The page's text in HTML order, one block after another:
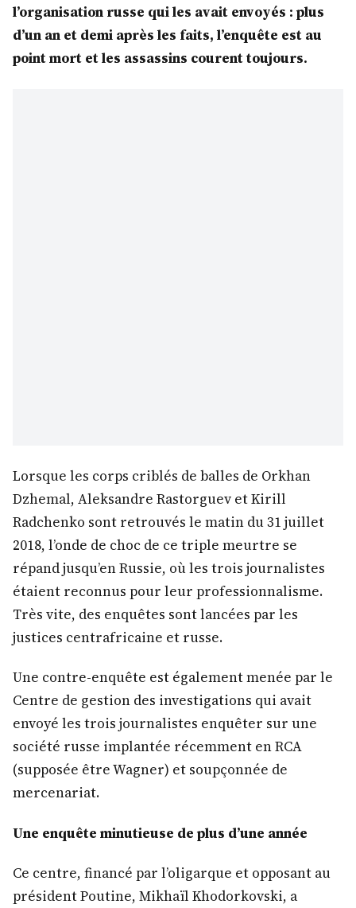
l’organisation russe qui les avait envoyés : plus
d’un an et demi après les faits, l’enquête est au
point mort et les assassins courent toujours.
Lorsque les corps criblés de balles de Orkhan
Dzhemal, Aleksandre Rastorguev et Kirill
Radchenko sont retrouvés le matin du 31 juillet
2018, l’onde de choc de ce triple meurtre se
répand jusqu’en Russie, où les trois journalistes
étaient reconnus pour leur professionnalisme.
Très vite, des enquêtes sont lancées par les
justices centrafricaine et russe.
Une contre-enquête est également menée par le
Centre de gestion des investigations qui avait
envoyé les trois journalistes enquêter sur une
société russe implantée récemment en RCA
(supposée être Wagner) et soupçonnée de
mercenariat.
Une enquête minutieuse de plus d’une année
Ce centre, financé par l’oligarque et opposant au
président Poutine, Mikhaïl Khodorkovski, a